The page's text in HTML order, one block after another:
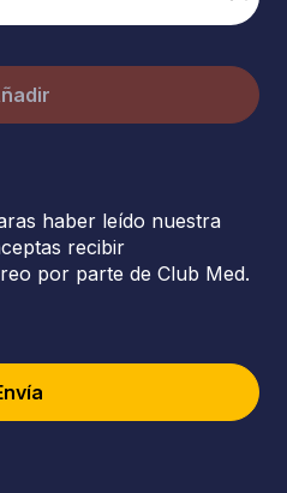
haber leído nuestra
recibir
por parte de Club Med.